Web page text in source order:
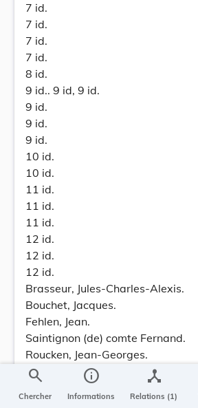
7 id.
7 id.
7 id.
7 id.
8 id.
9 id.. 9 id, 9 id.
9 id.
9 id.
9 id.
10 id.
10 id.
11 id.
11 id.
11 id.
12 id.
12 id.
12 id.
Brasseur, Jules-Charles-Alexis.
Bouchet, Jacques.
Fehlen, Jean.
Saintignon (de) comte Fernand.
Roucken, Jean-Georges.
Byrne, Thomas.
Fischer, Jacques-Adolphe.
search
Chercher
info
Informations
device_hub
Relations (1)